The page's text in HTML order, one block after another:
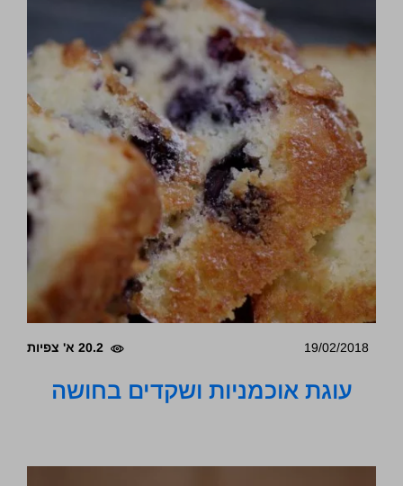
19/02/2018 20.2 א' צפיות
עוגת אוכמניות ושקדים בחושה